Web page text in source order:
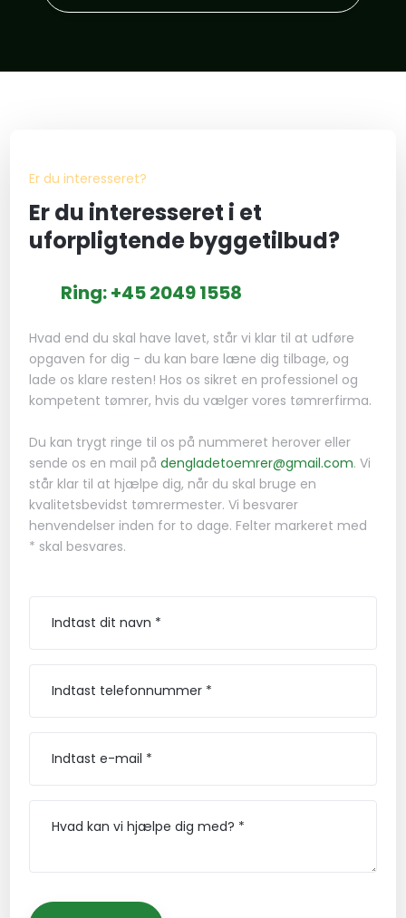
​Er du interesseret?
Er du interesseret i et
uforpligtende byggetilbud?
Ring: +45 2049 1558
Hvad end du skal have lavet, står vi klar til at udføre
opgaven for dig - du kan bare læne dig tilbage, og
lade os klare resten! Hos os sikret en professionel og
kompetent tømrer, hvis du vælger vores tømrerfirma.
Du kan trygt ringe til os på nummeret herover eller
sende os en mail pådengladetoemrer@gmail.com. Vi
står klar til at hjælpe dig, når du skal bruge en
kvalitetsbevidst tømrermester. Vi besvarer
henvendelser inden for to dage. Felter markeret med
* skal besvares.